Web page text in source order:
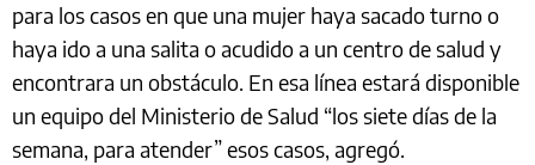
para los casos en que una mujer haya sacado turno o
haya ido a una salita o acudido a un centro de salud y
encontrara un obstáculo. En esa línea estará disponible
un equipo del Ministerio de Salud “los siete días de la
semana, para atender” esos casos, agregó.